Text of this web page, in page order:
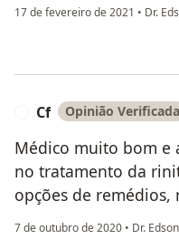
17 de fevereiro de 2021 • Dr.
Cf Opinião Verificada
Médico muito bom e
no tratamento da
opções de remédios,
7 de outubro de 2020 • Dr.